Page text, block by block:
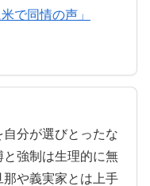
で同情の声」
分が選びとったな
強制は生理的に無
や義実家とは上手